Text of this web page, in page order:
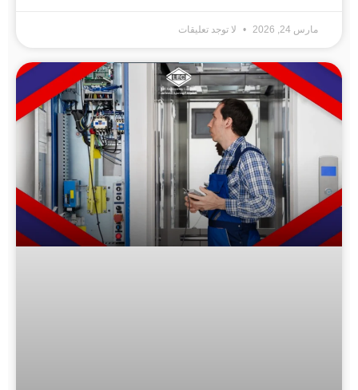
مارس 24, 2026 لا توجد تعليقات